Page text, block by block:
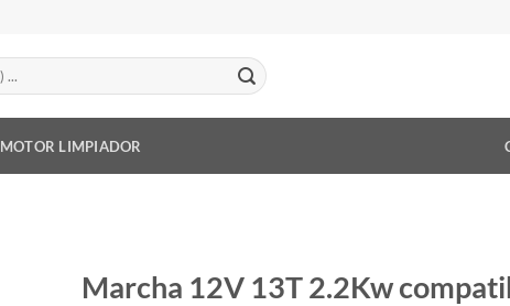
MOTOR LIMPIADOR
Marcha 12V 13T 2.2Kw